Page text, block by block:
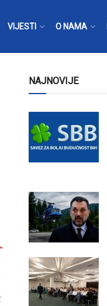
VIJESTI O NAMA
NAJNOVIJE